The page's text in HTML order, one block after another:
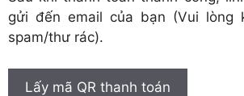
gửi đến email của bạn (Vui lòng
spam/thư rác).
Lấy mã QR thanh toán